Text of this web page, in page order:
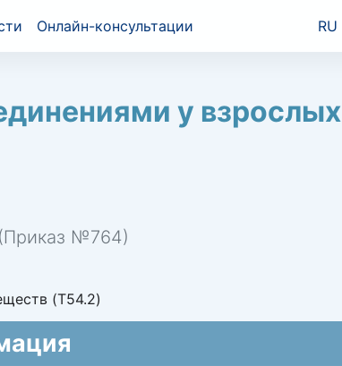
Онлайн-консультации RU
у взрослых
№764)
(T54.2)